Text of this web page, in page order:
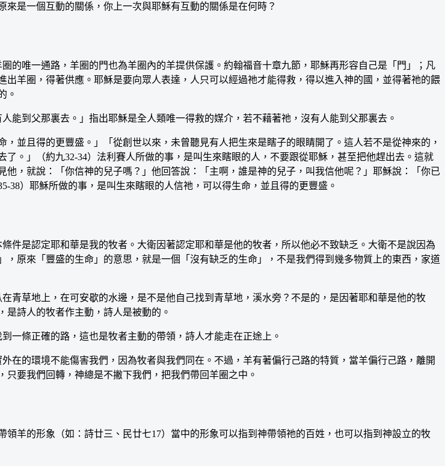
是一個互動的關係，你上一次與耶穌有互動的關係是在何時？
唯一通路，羊圈的門也為羊圈內的羊提供保護。約翰福音十章九節，耶穌再形容自己是「門」；凡
羊圈，得著供應。耶穌是要向眾人表達，人只可以經過祂才能得救，得以進入神的國，並得著祂的餵
。
到父那裏去。」指出耶穌是全人類唯一得救的媒介，若不藉著祂，沒有人能到父那裏去。
且得的更豐盛。」「從創世以來，未曾聽見有人把生來是瞎子的眼睛開了。這人若不是從神來的，
。」（約九32-34）法利賽人所做的事，是叫生來瞎眼的人，不要跟從耶穌，甚至把他趕出去。這就
，就說：「你信神的兒子嗎？」他回答說：「主啊，誰是神的兒子，叫我信他呢？」耶穌說：「你已
）耶穌所做的事，是叫生來瞎眼的人信祂，可以得生命，並且得的更豐盛。
是認定耶和華是我的牧者。大衛因著認定耶和華是他的牧者，所以他必不致缺乏。大衛不是說因為
原來「豐盛的生命」的意思，就是一個「沒有缺乏的生命」，不是我們得到幾多物質上的東西，家道
草地上，在可安歇的水邊，是不是他自己找到青草地，溪水旁？不是的，是因著耶和華是他的牧
詩人的牧者作主動，詩人是被動的。
條正確的路，這也是牧者主動的帶領，詩人才能走在正途上。
的環境不能傷害我們，因為牧者與我們同在。不過，羊有著偏行己路的特質，當羊偏行己路，離開
要我們回轉，神總是不撇下我們，把我們帶回羊圈之中。
的形象（如：詩廿三、民廿七17）當中的形象可以指到神帶領祂的百姓，也可以指到神設立的牧